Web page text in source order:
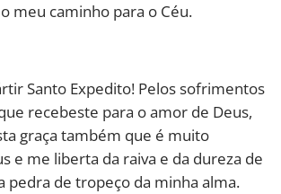
meu caminho para o Céu.
Santo Expedito! Pelos sofrimentos
recebeste para o amor de Deus,
graça também que é muito
e me liberta da raiva e da dureza de
pedra de tropeço da minha alma.